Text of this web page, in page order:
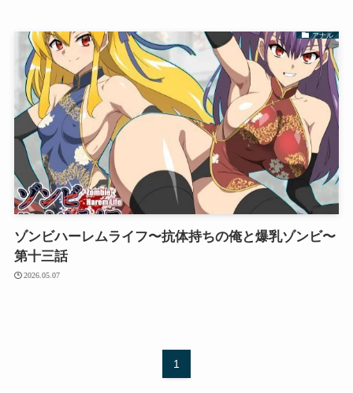
アナル
ゾンビハーレムライフ〜抗体持ちの俺と爆乳ゾンビ〜
第十三話
2026.05.07
1